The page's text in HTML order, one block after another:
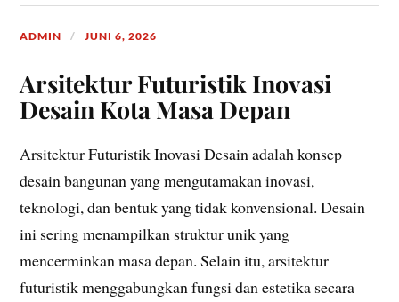
ADMIN JUNI 6, 2026
Arsitektur Futuristik Inovasi
Desain Kota Masa Depan
Arsitektur Futuristik Inovasi Desain adalah konsep
desain bangunan yang mengutamakan inovasi,
teknologi, dan bentuk yang tidak konvensional. Desain
ini sering menampilkan struktur unik yang
mencerminkan masa depan. Selain itu, arsitektur
futuristik menggabungkan fungsi dan estetika secara